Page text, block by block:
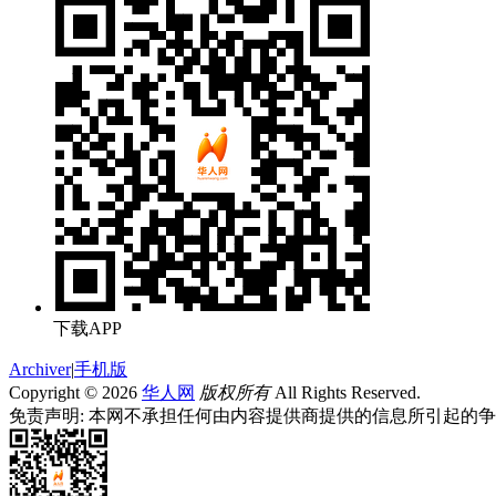
下载APP
Archiver|手机版
Copyright © 2026 华人网 版权所有All Rights Reserved.
免责声明: 本网不承担任何由内容提供商提供的信息所引起的争